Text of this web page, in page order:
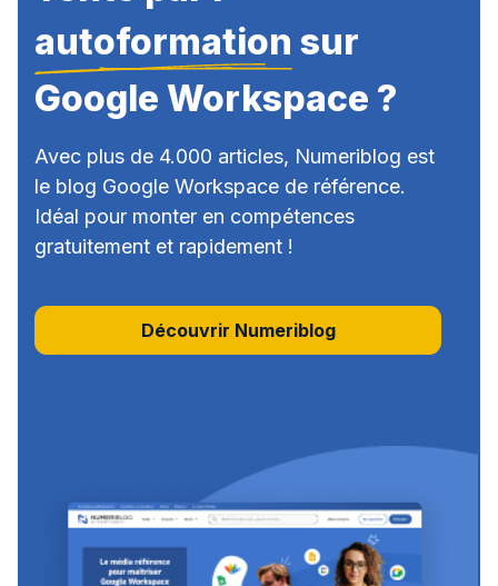
autoformation sur
Google Workspace ?
Avec plus de 4.000 articles, Numeriblog est
le blog Google Workspace de référence.
Idéal pour monter en compétences
gratuitement et rapidement !
Découvrir Numeriblog